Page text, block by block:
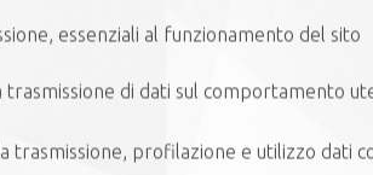
coperchio della teiera.
L’attenzione ai dettagli è stata
scrittura e il colore della latta per
Materiale: ceramica
essenziali al funzionamento del sito
trasmissione di dati sul comportamento
trasmissione, profilazione e utilizzo dati